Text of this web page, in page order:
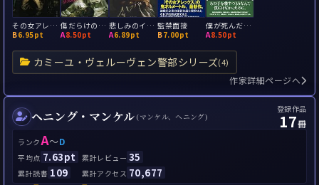
カミーユ・ヴェルーヴェン警部シリーズ(4)
その女アレックス
B6.95pt
傷だらけのカミーユ
A8.50pt
悲しみのイレーヌ
A6.89pt
監禁面接
B7.00pt
僕が死んだあの森
A8.50pt
作家詳細ページへ
ヘニング・マンケル (マンケル、ヘニング)
登録作品
17冊
ランクA～D
平均点 7.63pt 累計レビュー 35
累計読書 109 累計アクセス 70,677